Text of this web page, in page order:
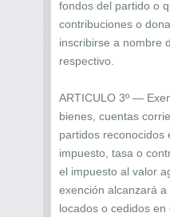
fondos del partido o
contribuciones o
inscribirse a nombre
respectivo.
ARTICULO 3º —
bienes, cuentas
partidos reconocidos
impuesto, tasa o
el impuesto al valor
exención alcanzará
locados o cedidos